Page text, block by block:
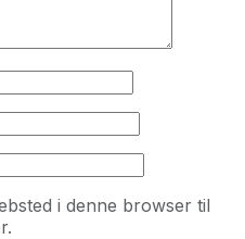
i denne browser til